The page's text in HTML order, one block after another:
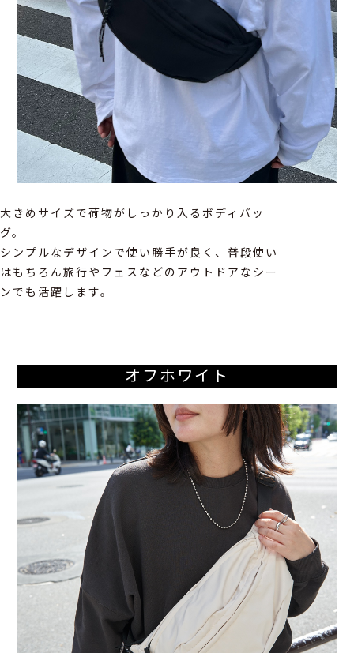
大きめサイズで荷物がしっかり入るボディバッ
グ。
シンプルなデザインで使い勝手が良く、普段使い
はもちろん旅行やフェスなどのアウトドアなシー
ンでも活躍します。
オフホワイト